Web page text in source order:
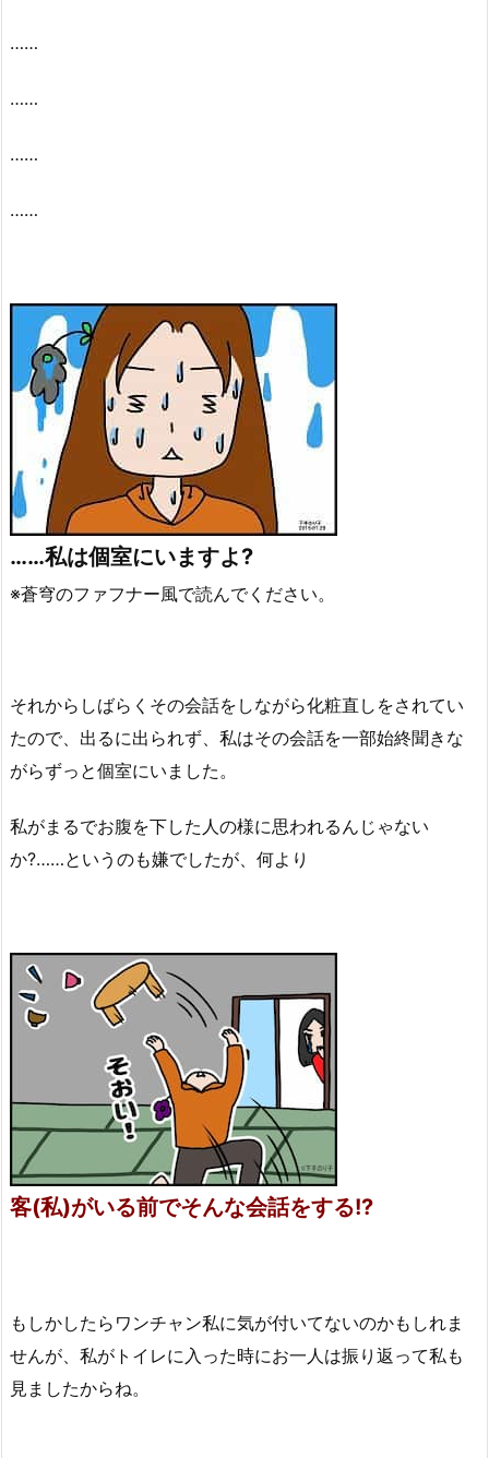
……
……
……
……
……私は個室にいますよ?
※蒼穹のファフナー風で読んでください。
それからしばらくその会話をしながら化粧直しをされてい
たので、出るに出られず、私はその会話を一部始終聞きな
がらずっと個室にいました。
私がまるでお腹を下した人の様に思われるんじゃない
か?……というのも嫌でしたが、何より
客(私)がいる前でそんな会話をする!?
もしかしたらワンチャン私に気が付いてないのかもしれま
せんが、私がトイレに入った時にお一人は振り返って私も
見ましたからね。